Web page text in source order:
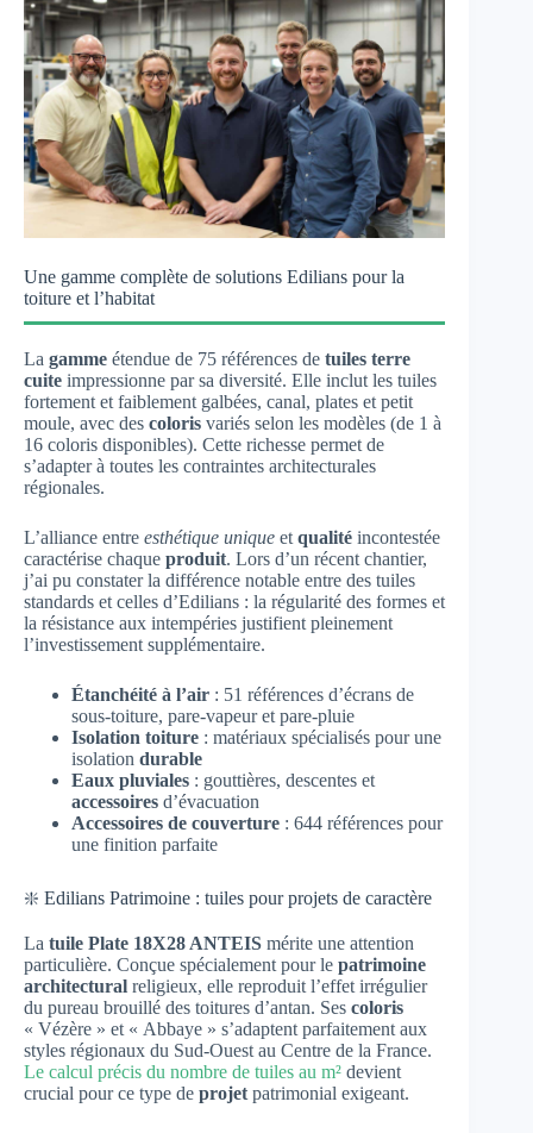
Une gamme complète de solutions Edilians pour la
toiture et l’habitat
La gamme étendue de 75 références de tuiles terre
cuite impressionne par sa diversité. Elle inclut les tuiles
fortement et faiblement galbées, canal, plates et petit
moule, avec des coloris variés selon les modèles (de 1 à
16 coloris disponibles). Cette richesse permet de
s’adapter à toutes les contraintes architecturales
régionales.
L’alliance entre esthétique unique et qualité incontestée
caractérise chaque produit. Lors d’un récent chantier,
j’ai pu constater la différence notable entre des tuiles
standards et celles d’Edilians : la régularité des formes et
la résistance aux intempéries justifient pleinement
l’investissement supplémentaire.
Étanchéité à l’air : 51 références d’écrans de
sous-toiture, pare-vapeur et pare-pluie
Isolation toiture : matériaux spécialisés pour une
isolation durable
Eaux pluviales : gouttières, descentes et
accessoires d’évacuation
Accessoires de couverture : 644 références pour
une finition parfaite
❇️ Edilians Patrimoine : tuiles pour projets de caractère
La tuile Plate 18X28 ANTEIS mérite une attention
particulière. Conçue spécialement pour le patrimoine
architectural religieux, elle reproduit l’effet irrégulier
du pureau brouillé des toitures d’antan. Ses coloris
« Vézère » et « Abbaye » s’adaptent parfaitement aux
styles régionaux du Sud-Ouest au Centre de la France.
Le calcul précis du nombre de tuiles au m² devient
crucial pour ce type de projet patrimonial exigeant.